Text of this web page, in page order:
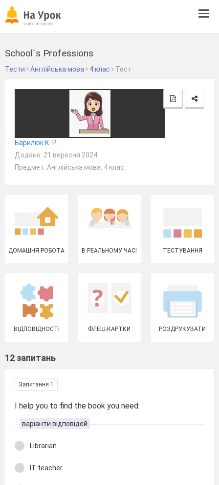
School`s Professions
Тести Англійська мова 4 клас Тест
Барилюк К. Р.
Додано: 21 вересня 2024
Предмет: Англійська мова, 4 клас
ДОМАШНЯ РОБОТА В РЕАЛЬНОМУ ЧАСІ ТЕСТУВАННЯ
ВІДПОВІДНОСТІ ФЛЕШ-КАРТКИ РОЗДРУКУВАТИ
12 запитань
Запитання 1
I help you to find the book you need.
варіанти відповідей
Librarian
IT teacher